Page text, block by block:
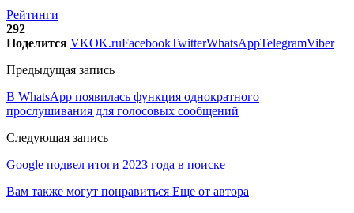
Рейтинги
292
Поделится VKOK.ruFacebookTwitterWhatsAppTelegramViber
Предыдущая запись
В WhatsApp появилась функция однократного
прослушивания для голосовых сообщений
Следующая запись
Google подвел итоги 2023 года в поиске
Вам также могут понравиться Еще от автора